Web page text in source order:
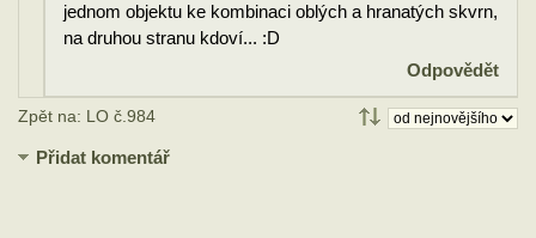
jednom objektu ke kombinaci oblých a hranatých skvrn,
na druhou stranu kdoví... :D
Odpovědět
Zpět na: LO č.984
Přidat komentář